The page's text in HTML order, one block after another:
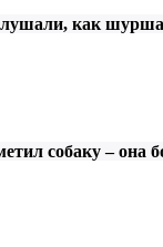
как
собаку – она